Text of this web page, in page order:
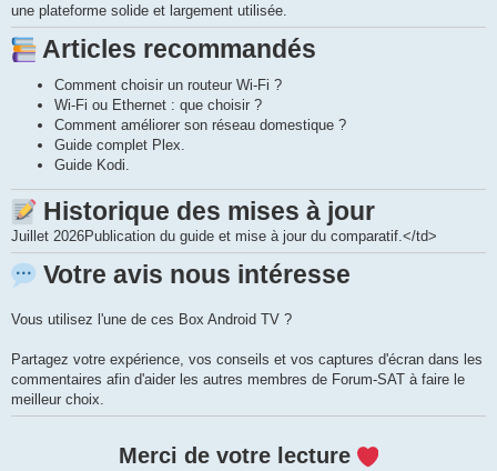
une plateforme solide et largement utilisée.
Articles recommandés
Comment choisir un routeur Wi-Fi ?
Wi-Fi ou Ethernet : que choisir ?
Comment améliorer son réseau domestique ?
Guide complet Plex.
Guide Kodi.
Historique des mises à jour
Juillet 2026Publication du guide et mise à jour du comparatif.</td>
Votre avis nous intéresse
Vous utilisez l'une de ces Box Android TV ?
Partagez votre expérience, vos conseils et vos captures d'écran dans les
commentaires afin d'aider les autres membres de Forum-SAT à faire le
meilleur choix.
Merci de votre lecture